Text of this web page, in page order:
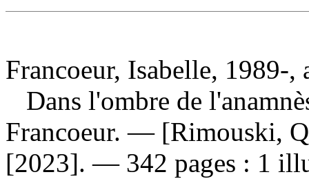
Francoeur, Isabelle, 1989-,
Dans l'ombre de
Francoeur. — [Rimouski,
[2023]. — 342 pages : 1